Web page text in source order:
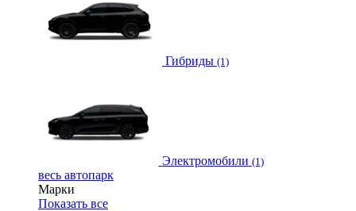
Гибриды (1)
Электромобили (1)
весь автопарк
Марки
Показать все